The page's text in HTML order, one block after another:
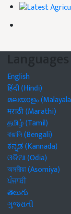
Languages
English
हिंदी (Hindi)
മലയാളം
मराठी (Marathi)
தமிழ் (Tamil)
বাঙালি (Bengali)
ಕನ್ನಡ (Kannada)
ଓଡିଆ (Odia)
অসমীয়া (Asomiya)
ਪੰਜਾਬੀ
తెలుగు
ગુજરાતી